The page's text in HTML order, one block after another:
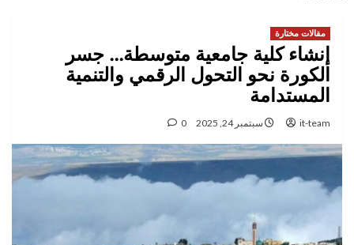
مقالات مختارة
إنشاء كلية جامعية متوسطة… جسر
الكورة نحو التحول الرقمي والتنمية
المستدامة
it-team سبتمبر 24, 2025 0